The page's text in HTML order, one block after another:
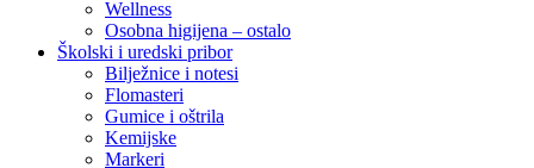
Wellness
Osobna higijena – ostalo
Školski i uredski pribor
Bilježnice i notesi
Flomasteri
Gumice i oštrila
Kemijske
Markeri